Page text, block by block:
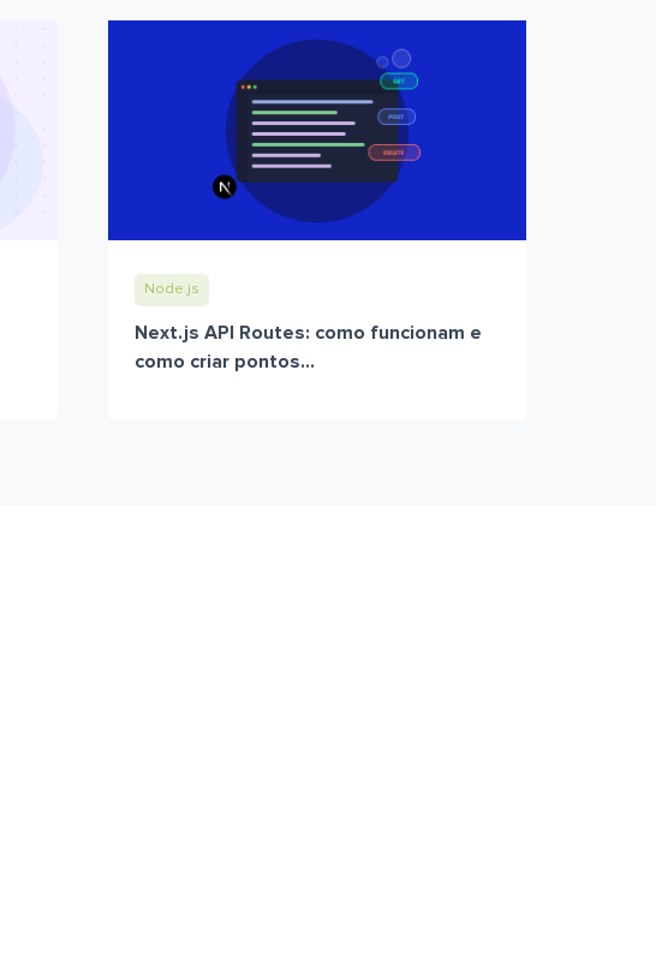
Node.js
Next.js API Routes: como funcionam e
como criar pontos...